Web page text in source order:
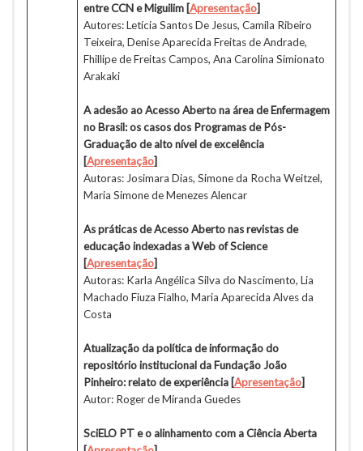
entre CCN e Miguilim [Apresentação]
Autores: Letícia Santos De Jesus, Camila Ribeiro
Teixeira, Denise Aparecida Freitas de Andrade,
Fhillipe de Freitas Campos, Ana Carolina Simionato
Arakaki
A adesão ao Acesso Aberto na área de Enfermagem
no Brasil: os casos dos Programas de Pós-
Graduação de alto nível de excelência
[Apresentação]
Autoras: Josimara Dias, Simone da Rocha Weitzel,
Maria Simone de Menezes Alencar
As práticas de Acesso Aberto nas revistas de
educação indexadas a Web of Science
[Apresentação]
Autoras: Karla Angélica Silva do Nascimento, Lia
Machado Fiuza Fialho, Maria Aparecida Alves da
Costa
Atualização da política de informação do
repositório institucional da Fundação João
Pinheiro: relato de experiência [Apresentação]
Autor: Roger de Miranda Guedes
SciELO PT e o alinhamento com a Ciência Aberta